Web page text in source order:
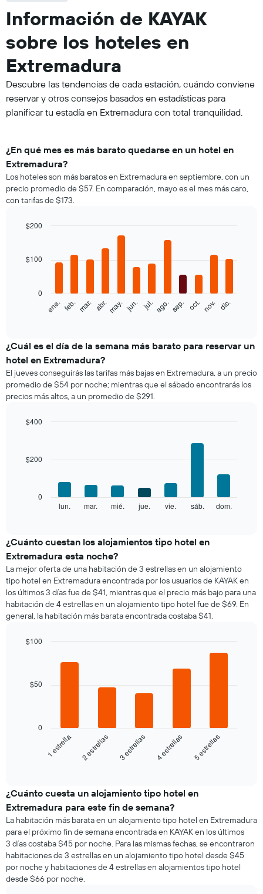
Información de KAYAK
sobre los hoteles en
Extremadura
Descubre las tendencias de cada estación, cuándo conviene
reservar y otros consejos basados en estadísticas para
planificar tu estadía en Extremadura con total tranquilidad.
¿En qué mes es más barato quedarse en un hotel en
Extremadura?
Los hoteles son más baratos en Extremadura en septiembre, con un
precio promedio de $57. En comparación, mayo es el mes más caro,
con tarifas de $173.
with
siguiente
el
promedio
de
una
habitación
mes
muestra
El
gráfico
muestra
1
eje
Y
que
indica
precio
habitación
ene. feb. mar. abr.may. jun. jul. ago. sep. oct. nov. dic.
0
$100
$200
¿Cuál es el día de la semana más barato para reservar un
hotel en Extremadura?
El jueves conseguirás las tarifas más bajas en Extremadura, a un precio
promedio de $54 por noche; mientras que el sábado encontrarás los
precios más altos, a un promedio de $291.
el
promedio
de
una
habitación
por
cada
de
gráfico
la
semana.
El
gráfico
muestra
1
eje
Y
que
lun. mar. mié. jue. vie. sáb. dom.
0
$200
$400
¿Cuánto cuestan los alojamientos tipo hotel en
Extremadura esta noche?
La mejor oferta de una habitación de 3 estrellas en un alojamiento
tipo hotel en Extremadura encontrada por los usuarios de KAYAK en
los últimos 3 días fue de $41, mientras que el precio más bajo para una
habitación de 4 estrellas en un alojamiento tipo hotel fue de $69. En
general, la habitación más barata encontrada costaba $41.
bars.
siguiente
muestra
de
habitación
para
esta
noche,
calculado
a
partir
1 estrella 2 estrellas 3 estrellas 4 estrellas 5 estrellas
0
$50
$100
¿Cuánto cuesta un alojamiento tipo hotel en
Extremadura para este fin de semana?
La habitación más barata en un alojamiento tipo hotel en Extremadura
para el próximo fin de semana encontrada en KAYAK en los últimos
3 días costaba $45 por noche. Para las mismas fechas, se encontraron
habitaciones de 3 estrellas en un alojamiento tipo hotel desde $45
por noche y habitaciones de 4 estrellas en alojamientos tipo hotel
desde $66 por noche.